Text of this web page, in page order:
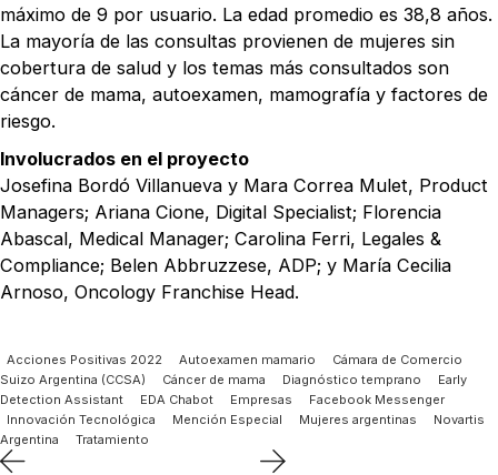
máximo de 9 por usuario. La edad promedio es 38,8 años.
La mayoría de las consultas provienen de mujeres sin
cobertura de salud y los temas más consultados son
cáncer de mama, autoexamen, mamografía y factores de
riesgo.
Involucrados en el proyecto
Josefina Bordó Villanueva y Mara Correa Mulet, Product
Managers; Ariana Cione, Digital Specialist; Florencia
Abascal, Medical Manager; Carolina Ferri, Legales &
Compliance; Belen Abbruzzese, ADP; y María Cecilia
Arnoso, Oncology Franchise Head.
Acciones Positivas 2022 Autoexamen mamario
Cámara de Comercio
Suizo Argentina (CCSA)
Cáncer de mama Diagnóstico temprano
Early
Detection Assistant
EDA Chabot Empresas
Facebook Messenger
Innovación Tecnológica
Mención Especial Mujeres argentinas
Novartis
Argentina
Tratamiento